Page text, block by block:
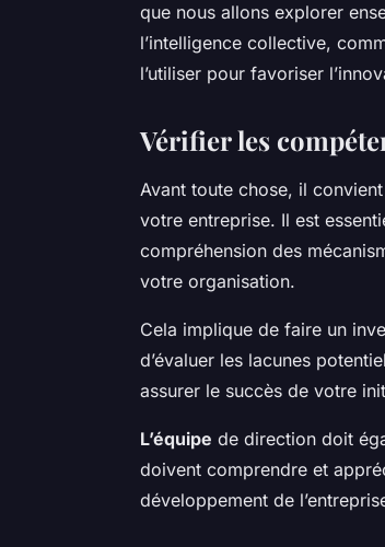
que nous allons explorer
l’intelligence collective,
l’utiliser pour favoriser
Vérifier les
Avant toute chose, il
votre entreprise. Il est
compréhension des
votre organisation.
Cela implique de faire un
d’évaluer les lacunes
assurer le succès de votre
L’équipe de direction doit
doivent comprendre et
développement de